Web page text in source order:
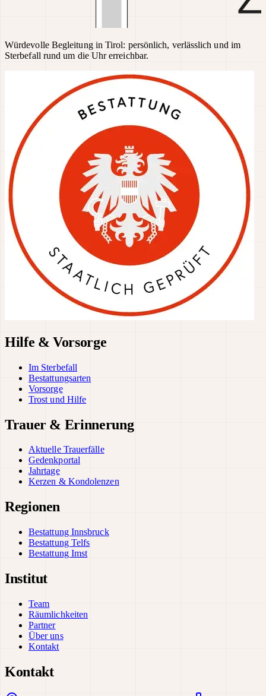
Würdevolle Begleitung in Tirol: persönlich, verlässlich und im
Sterbefall rund um die Uhr erreichbar.
Hilfe & Vorsorge
Im Sterbefall
Bestattungsarten
Vorsorge
Trost und Hilfe
Trauer & Erinnerung
Aktuelle Trauerfälle
Gedenkportal
Jahrtage
Kerzen & Kondolenzen
Regionen
Bestattung Innsbruck
Bestattung Telfs
Bestattung Imst
Institut
Team
Räumlichkeiten
Partner
Über uns
Kontakt
Kontakt